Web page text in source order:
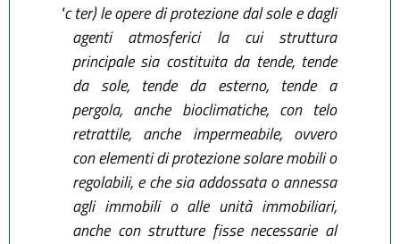
"c ter)le opere di protezione dal sole e dagli
agenti atmosferici la cui struttura
principale sia costituita da tende, tende
da sole, tende da esterno, tende a
pergola, anche bioclimatiche, con telo
retrattile, anche impermeabile, ovvero
con elementi di protezione solare mobili o
regolabili, e che sia addossata o annessa
agli immobili o alle unità immobiliari,
anche con strutture fisse necessarie al